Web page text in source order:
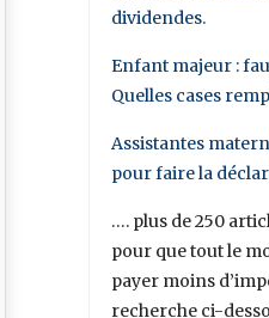
dividendes.
Enfant majeur :
Quelles cases
Assistantes
pour faire la
…. plus de 250
pour que tout le
payer moins
recherche ci-